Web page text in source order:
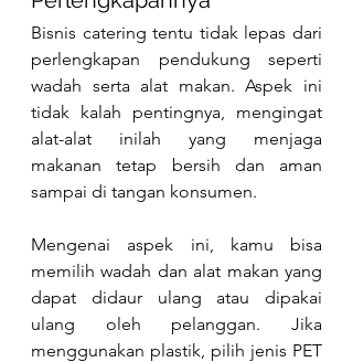
Bisnis catering tentu tidak lepas dari
perlengkapan pendukung seperti
wadah serta alat makan. Aspek ini
tidak kalah pentingnya, mengingat
alat-alat inilah yang menjaga
makanan tetap bersih dan aman
sampai di tangan konsumen.
Mengenai aspek ini, kamu bisa
memilih wadah dan alat makan yang
dapat didaur ulang atau dipakai
ulang oleh pelanggan. Jika
menggunakan plastik, pilih jenis PET